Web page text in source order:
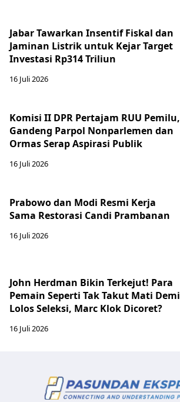
Jabar Tawarkan Insentif Fiskal dan
Jaminan Listrik untuk Kejar Target
Investasi Rp314 Triliun
16 Juli 2026
Komisi II DPR Pertajam RUU Pemilu,
Gandeng Parpol Nonparlemen dan
Ormas Serap Aspirasi Publik
16 Juli 2026
Prabowo dan Modi Resmi Kerja
Sama Restorasi Candi Prambanan
16 Juli 2026
John Herdman Bikin Terkejut! Para
Pemain Seperti Tak Takut Mati Demi
Lolos Seleksi, Marc Klok Dicoret?
16 Juli 2026